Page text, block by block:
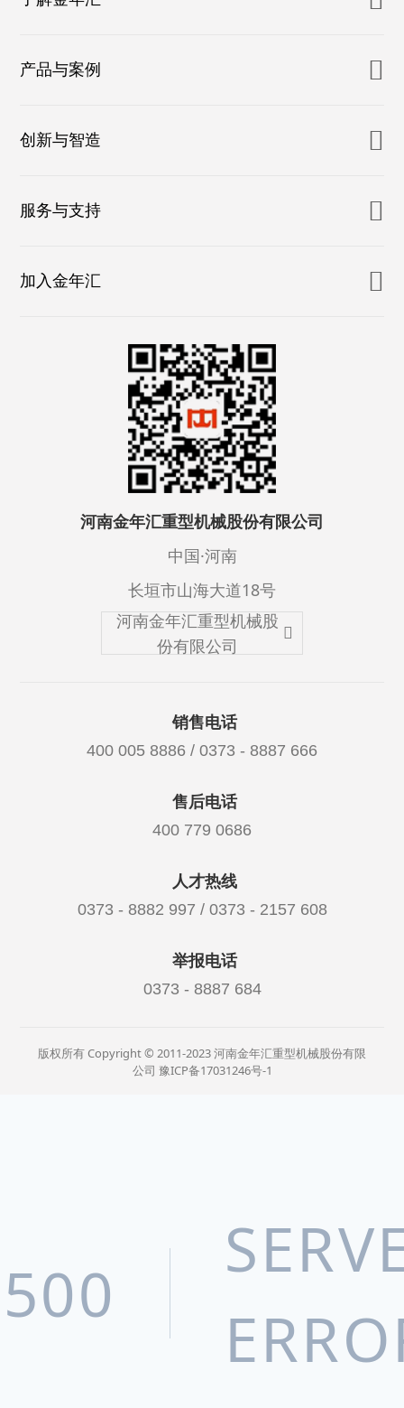
产品与案例
创新与智造
服务与支持
加入金年汇
河南金年汇重型机械股份有限公司
中国·河南
长垣市山海大道18号
河南金年汇重型机械股
份有限公司
销售电话
400 005 8886 / 0373 - 8887 666
售后电话
400 779 0686
人才热线
0373 - 8882 997 / 0373 - 2157 608
举报电话
0373 - 8887 684
版权所有 Copyright © 2011-2023 河南金年汇重型机械股份有限
公司 豫ICP备17031246号-1
500